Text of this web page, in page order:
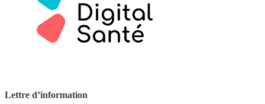
Lettre d’information